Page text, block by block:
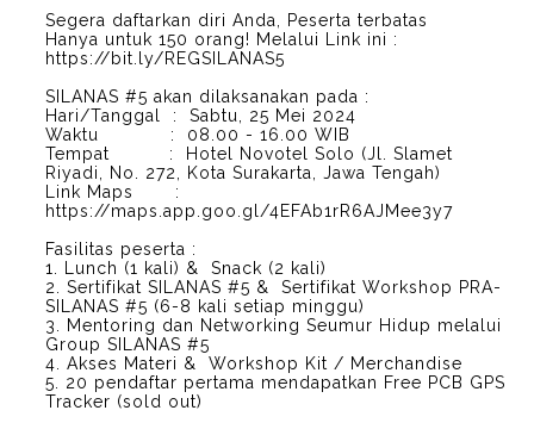
Segera daftarkan diri Anda, Peserta terbatas
Hanya untuk 150 orang! Melalui Link ini :
https://bit.ly/REGSILANAS5
SILANAS #5 akan dilaksanakan pada :
Hari/Tanggal : Sabtu, 25 Mei 2024
Waktu : 08.00 - 16.00 WIB
Tempat : Hotel Novotel Solo (Jl. Slamet
Riyadi, No. 272, Kota Surakarta, Jawa Tengah)
Link Maps :
https://maps.app.goo.gl/4EFAb1rR6AJMee3y7
Fasilitas peserta :
1. Lunch (1 kali) & Snack (2 kali)
2. Sertifikat SILANAS #5 & Sertifikat Workshop PRA-
SILANAS #5 (6-8 kali setiap minggu)
3. Mentoring dan Networking Seumur Hidup melalui
Group SILANAS #5
4. Akses Materi & Workshop Kit / Merchandise
5. 20 pendaftar pertama mendapatkan Free PCB GPS
Tracker (sold out)